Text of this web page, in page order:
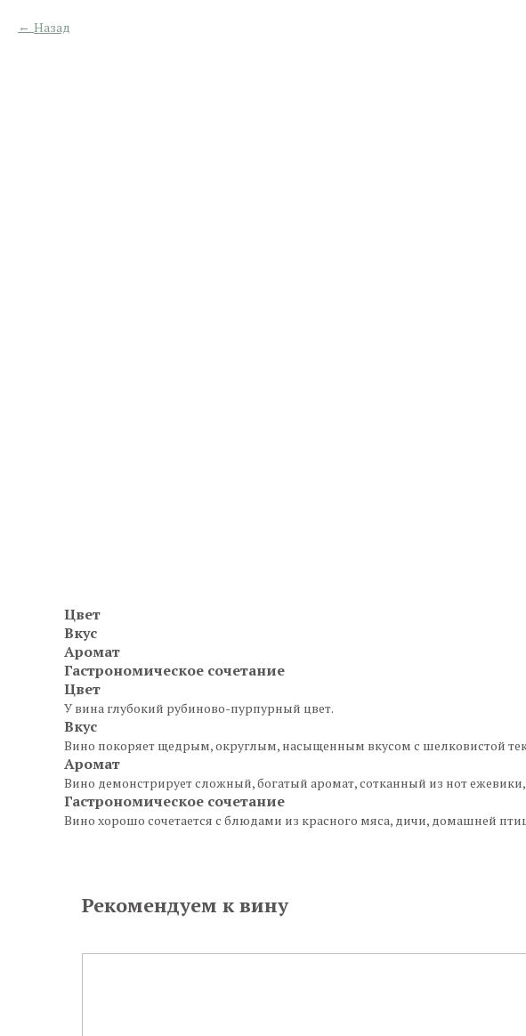
Назад
Цвет
Вкус
Аромат
Гастрономическое сочетание
Цвет
У вина глубокий рубиново-пурпурный цвет.
Вкус
Вино покоряет щедрым, округлым, насыщенным вкусом с шелковистой
Аромат
Вино демонстрирует сложный, богатый аромат, сотканный из нот
Гастрономическое сочетание
Вино хорошо сочетается с блюдами из красного мяса, дичи, домашней
Рекомендуем к вину